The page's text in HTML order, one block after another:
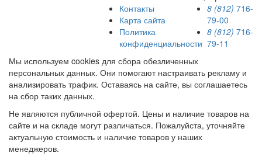
Контакты
Карта сайта
Политика
конфиденциальности
8 (812) 716-
79-00
8 (812) 716-
79-11
Мы используем cookies для сбора обезличенных
персональных данных. Они помогают настраивать рекламу и
анализировать трафик. Оставаясь на сайте, вы соглашаетесь
на сбор таких данных.
Не являются публичной офертой. Цены и наличие товаров на
сайте и на складе могут различаться. Пожалуйста, уточняйте
актуальную стоимость и наличие товаров у наших
менеджеров.